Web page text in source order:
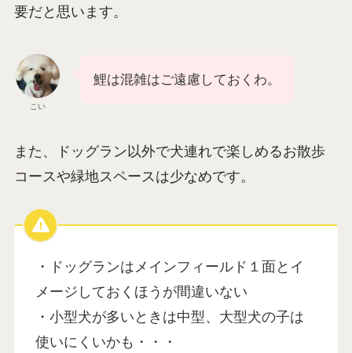
離を保つことができない環境はストレスになり、
思わぬトラブルになることがあります。加えて、
駿河湾沼津SA（上り）ドッグランは、いろいろな
う環境になりやすいので、うちの子の性格や先に
遊んでいる子達の雰囲気、利用を待っているワン
ちゃんがいるかどうか、混雑具合などに注意が必
要だと思います。
鯉は混雑はご遠慮しておくわ。